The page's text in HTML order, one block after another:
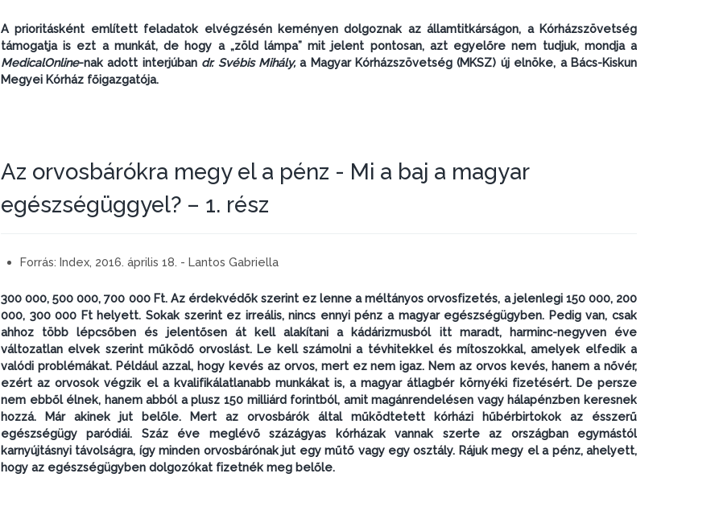
A prioritásként említett feladatok elvégzésén keményen dolgoznak az államtitkárságon, a Kórházszövetség
támogatja is ezt a munkát, de hogy a „zöld lámpa” mit jelent pontosan, azt egyelőre nem tudjuk, mondja a
MedicalOnline-nak adott interjúban dr. Svébis Mihály,a Magyar Kórházszövetség (MKSZ) új elnöke, a Bács-Kiskun
Megyei Kórház főigazgatója.
Az orvosbárókra megy el a pénz - Mi a baj a magyar
egészségüggyel? – 1. rész
Forrás: Index, 2016. április 18. - Lantos Gabriella
300 000, 500 000, 700 000 Ft. Az érdekvédők szerint ez lenne a méltányos orvosfizetés, a jelenlegi 150 000, 200
000, 300 000 Ft helyett. Sokak szerint ez irreális, nincs ennyi pénz a magyar egészségügyben. Pedig van, csak
ahhoz több lépcsőben és jelentősen át kell alakítani a kádárizmusból itt maradt, harminc-negyven éve
változatlan elvek szerint működő orvoslást. Le kell számolni a tévhitekkel és mítoszokkal, amelyek elfedik a
valódi problémákat. Például azzal, hogy kevés az orvos, mert ez nem igaz. Nem az orvos kevés, hanem a nővér,
ezért az orvosok végzik el a kvalifikálatlanabb munkákat is, a magyar átlagbér környéki fizetésért. De persze
nem ebből élnek, hanem abból a plusz 150 milliárd forintból, amit magánrendelésen vagy hálapénzben keresnek
hozzá. Már akinek jut belőle. Mert az orvosbárók által működtetett kórházi hűbérbirtokok az ésszerű
egészségügy paródiái. Száz éve meglévő százágyas kórházak vannak szerte az országban egymástól
karnyújtásnyi távolságra, így minden orvosbárónak jut egy műtő vagy egy osztály. Rájuk megy el a pénz, ahelyett,
hogy az egészségügyben dolgozókat fizetnék meg belőle.